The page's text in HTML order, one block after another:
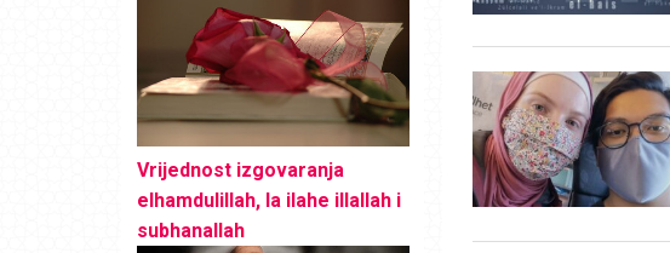
Vrijednost izgovaranja
elhamdulillah, la ilahe illallah i
subhanallah